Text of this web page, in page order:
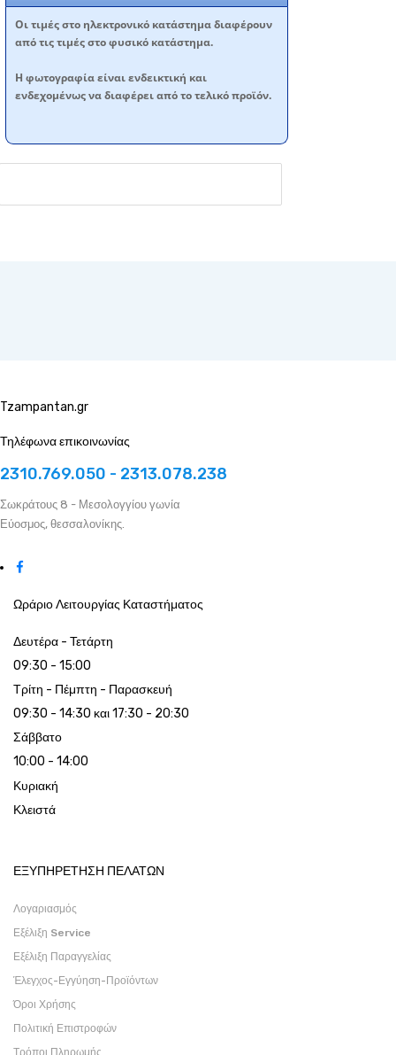
Oι τιμές στο ηλεκτρονικό κατάστημα διαφέρουν
από τις τιμές στο φυσικό κατάστημα.
Η φωτογραφία είναι ενδεικτική και
ενδεχομένως να διαφέρει από το τελικό προϊόν.
Tzampantan.gr
Τηλέφωνα επικοινωνίας
2310.769.050 - 2313.078.238
Σωκράτους 8 - Μεσολογγίου γωνία
Εύοσμος, θεσσαλονίκης.
Ωράριο Λειτουργίας Καταστήματος
Δευτέρα - Τετάρτη
09:30 - 15:00
Τρίτη - Πέμπτη - Παρασκευή
09:30 - 14:30 και 17:30 - 20:30
Σάββατο
10:00 - 14:00
Κυριακή
Κλειστά
ΕΞΥΠΗΡΕΤΗΣΗ ΠΕΛΑΤΩΝ
Λογαριασμός
Εξέλιξη Service
Εξέλιξη Παραγγελίας
Έλεγχος-Εγγύηση-Προϊόντων
Όροι Χρήσης
Πολιτική Επιστροφών
Τρόποι Πληρωμής